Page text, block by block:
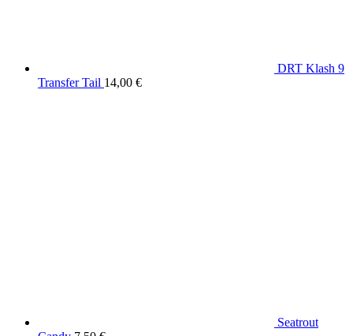
DRT Klash 9
Transfer Tail 14,00 €
Seatrout